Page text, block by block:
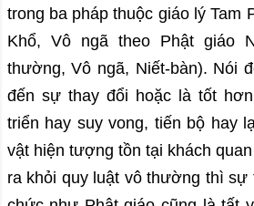
trong ba pháp thuộc giáo lý Tam
Khổ, Vô ngã theo Phật giáo
thường, Vô ngã, Niết-bàn). Nói
đến sự thay đổi hoặc là tốt
triển hay suy vong, tiến bộ hay
vật hiện tượng tồn tại khách
ra khỏi quy luật vô thường thì sự